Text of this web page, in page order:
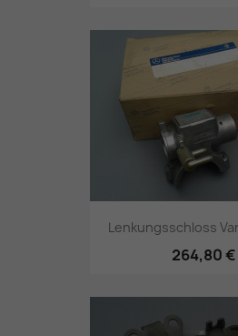
Lenkungsschloss
264,80 €